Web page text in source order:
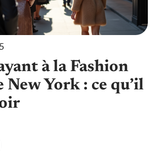
à la Fashion
New York : ce qu’il